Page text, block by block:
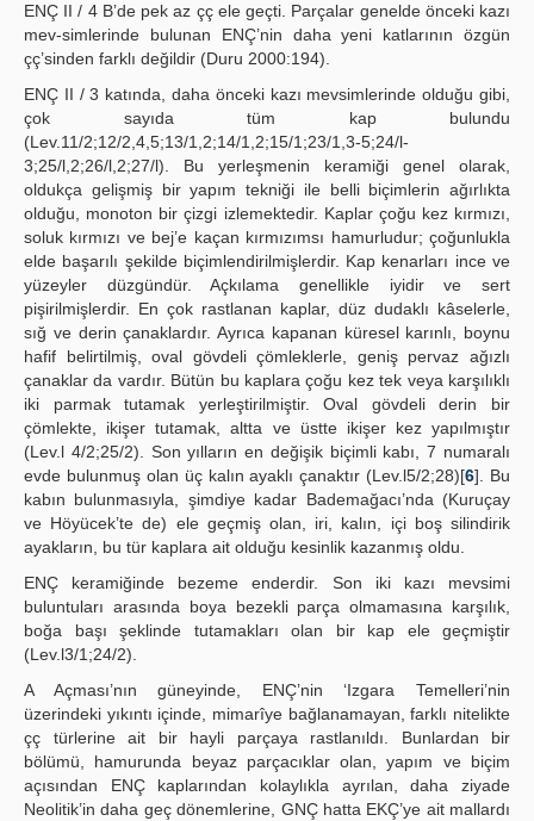
ENÇ II / 4 B’de pek az çç ele geçti. Parçalar genelde önceki kazı
mev-simlerinde bulunan ENÇ’nin daha yeni katlarının özgün
çç’sinden farklı değildir (Duru 2000:194).
ENÇ II / 3 katında, daha önceki kazı mevsimlerinde olduğu gibi,
çok sayıda tüm kap bulundu
(Lev.11/2;12/2,4,5;13/1,2;14/1,2;15/1;23/1,3-5;24/l-
3;25/l,2;26/l,2;27/l). Bu yerleşmenin keramiği genel olarak,
oldukça gelişmiş bir yapım tekniği ile belli biçimlerin ağırlıkta
olduğu, monoton bir çizgi izlemektedir. Kaplar çoğu kez kırmızı,
soluk kırmızı ve bej’e kaçan kırmızımsı hamurludur; çoğunlukla
elde başarılı şekilde biçimlendirilmişlerdir. Kap kenarları ince ve
yüzeyler düzgündür. Açkılama genellikle iyidir ve sert
pişirilmişlerdir. En çok rastlanan kaplar, düz dudaklı kâselerle,
sığ ve derin çanaklardır. Ayrıca kapanan küresel karınlı, boynu
hafif belirtilmiş, oval gövdeli çömleklerle, geniş pervaz ağızlı
çanaklar da vardır. Bütün bu kaplara çoğu kez tek veya karşılıklı
iki parmak tutamak yerleştirilmiştir. Oval gövdeli derin bir
çömlekte, ikişer tutamak, altta ve üstte ikişer kez yapılmıştır
(Lev.l 4/2;25/2). Son yılların en değişik biçimli kabı, 7 numaralı
evde bulunmuş olan üç kalın ayaklı çanaktır (Lev.l5/2;28)[6]. Bu
kabın bulunmasıyla, şimdiye kadar Bademağacı’nda (Kuruçay
ve Höyücek’te de) ele geçmiş olan, iri, kalın, içi boş silindirik
ayakların, bu tür kaplara ait olduğu kesinlik kazanmış oldu.
ENÇ keramiğinde bezeme enderdir. Son iki kazı mevsimi
buluntuları arasında boya bezekli parça olmamasına karşılık,
boğa başı şeklinde tutamakları olan bir kap ele geçmiştir
(Lev.l3/1;24/2).
A Açması’nın güneyinde, ENÇ’nin ‘Izgara Temelleri’nin
üzerindeki yıkıntı içinde, mimarîye bağlanamayan, farklı nitelikte
çç türlerine ait bir hayli parçaya rastlanıldı. Bunlardan bir
bölümü, hamurunda beyaz parçacıklar olan, yapım ve biçim
açısından ENÇ kaplarından kolaylıkla ayrılan, daha ziyade
Neolitik’in daha geç dönemlerine, GNÇ hatta EKÇ’ye ait mallardı